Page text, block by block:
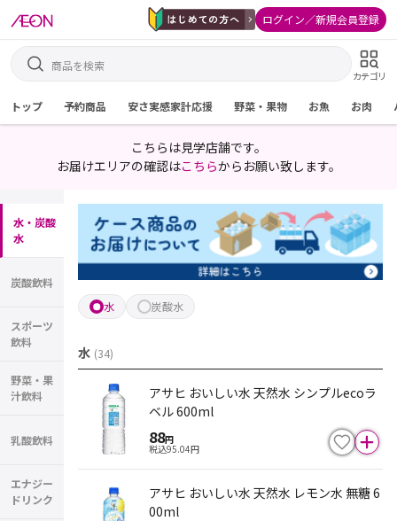
ログイン／新規会員登録
カテゴリ
トップ 予約商品 安さ実感家計応援 野菜・果物 お魚 お肉
こちらは見学店舗です。
お届けエリアの確認はこちらからお願い致します。
水・炭酸
水
炭酸飲料
スポーツ
飲料
野菜・果
汁飲料
乳酸飲料
エナジー
ドリンク
水 炭酸水
水 (34)
アサヒ おいしい水 天然水 シンプルecoラ
ベル 600ml
88円
税込95.04円
アサヒ おいしい水 天然水 レモン水 無糖 6
00ml